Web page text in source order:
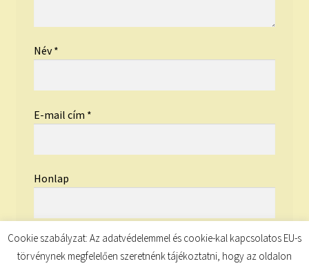
Név*
E-mail cím *
Honlap
Cookie szabályzat: Az adatvédelemmel és cookie-kal kapcsolatos EU-s
törvénynek megfelelően szeretnénk tájékoztatni, hogy az oldalon